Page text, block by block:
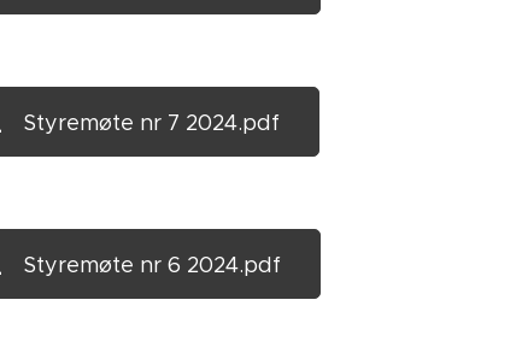
Styremøte nr 7 2024.pdf
Styremøte nr 6 2024.pdf